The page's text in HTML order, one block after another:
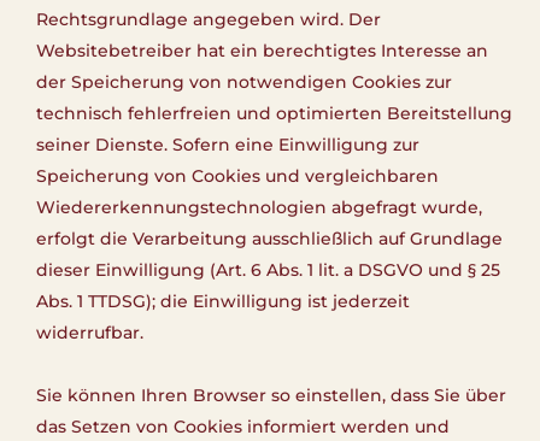
Rechtsgrundlage angegeben wird. Der
Websitebetreiber hat ein berechtigtes Interesse an
der Speicherung von notwendigen Cookies zur
technisch fehlerfreien und optimierten Bereitstellung
seiner Dienste. Sofern eine Einwilligung zur
Speicherung von Cookies und vergleichbaren
Wiedererkennungstechnologien abgefragt wurde,
erfolgt die Verarbeitung ausschließlich auf Grundlage
dieser Einwilligung (Art. 6 Abs. 1 lit. a DSGVO und § 25
Abs. 1 TTDSG); die Einwilligung ist jederzeit
widerrufbar.
Sie können Ihren Browser so einstellen, dass Sie über
das Setzen von Cookies informiert werden und